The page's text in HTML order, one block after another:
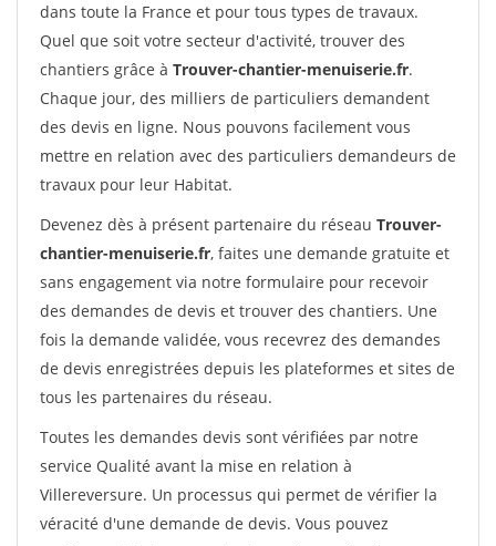
dans toute la France et pour tous types de travaux.
Quel que soit votre secteur d'activité, trouver des
chantiers grâce à Trouver-chantier-menuiserie.fr.
Chaque jour, des milliers de particuliers demandent
des devis en ligne. Nous pouvons facilement vous
mettre en relation avec des particuliers demandeurs de
travaux pour leur Habitat.
Devenez dès à présent partenaire du réseau Trouver-
chantier-menuiserie.fr, faites une demande gratuite et
sans engagement via notre formulaire pour recevoir
des demandes de devis et trouver des chantiers. Une
fois la demande validée, vous recevrez des demandes
de devis enregistrées depuis les plateformes et sites de
tous les partenaires du réseau.
Toutes les demandes devis sont vérifiées par notre
service Qualité avant la mise en relation à
Villereversure. Un processus qui permet de vérifier la
véracité d'une demande de devis. Vous pouvez